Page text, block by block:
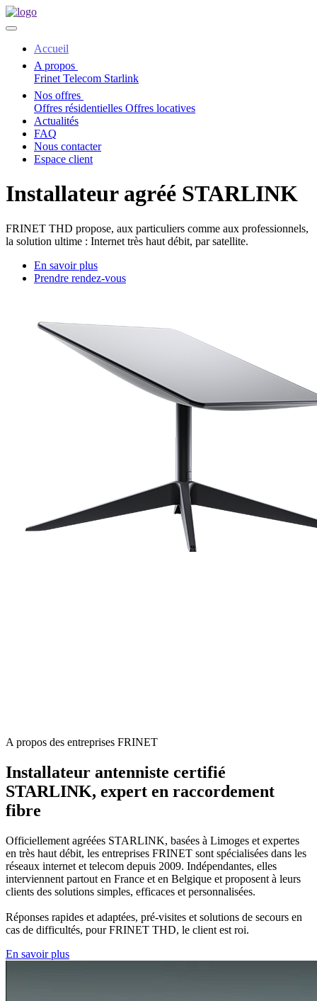
Accueil
A propos
Frinet Telecom Starlink
Nos offres
Offres résidentielles Offres locatives
Actualités
FAQ
Nous contacter
Espace client
Installateur agréé STARLINK
FRINET THD propose, aux particuliers comme aux professionnels,
la solution ultime : Internet très haut débit, par satellite.
En savoir plus
Prendre rendez-vous
A propos des entreprises FRINET
Installateur antenniste certifié
STARLINK, expert en raccordement
fibre
Officiellement agréées STARLINK, basées à Limoges et expertes
en très haut débit, les entreprises FRINET sont spécialisées dans les
réseaux internet et telecom depuis 2009. Indépendantes, elles
interviennent partout en France et en Belgique et proposent à leurs
clients des solutions simples, efficaces et personnalisées.
Réponses rapides et adaptées, pré-visites et solutions de secours en
cas de difficultés, pour FRINET THD, le client est roi.
En savoir plus